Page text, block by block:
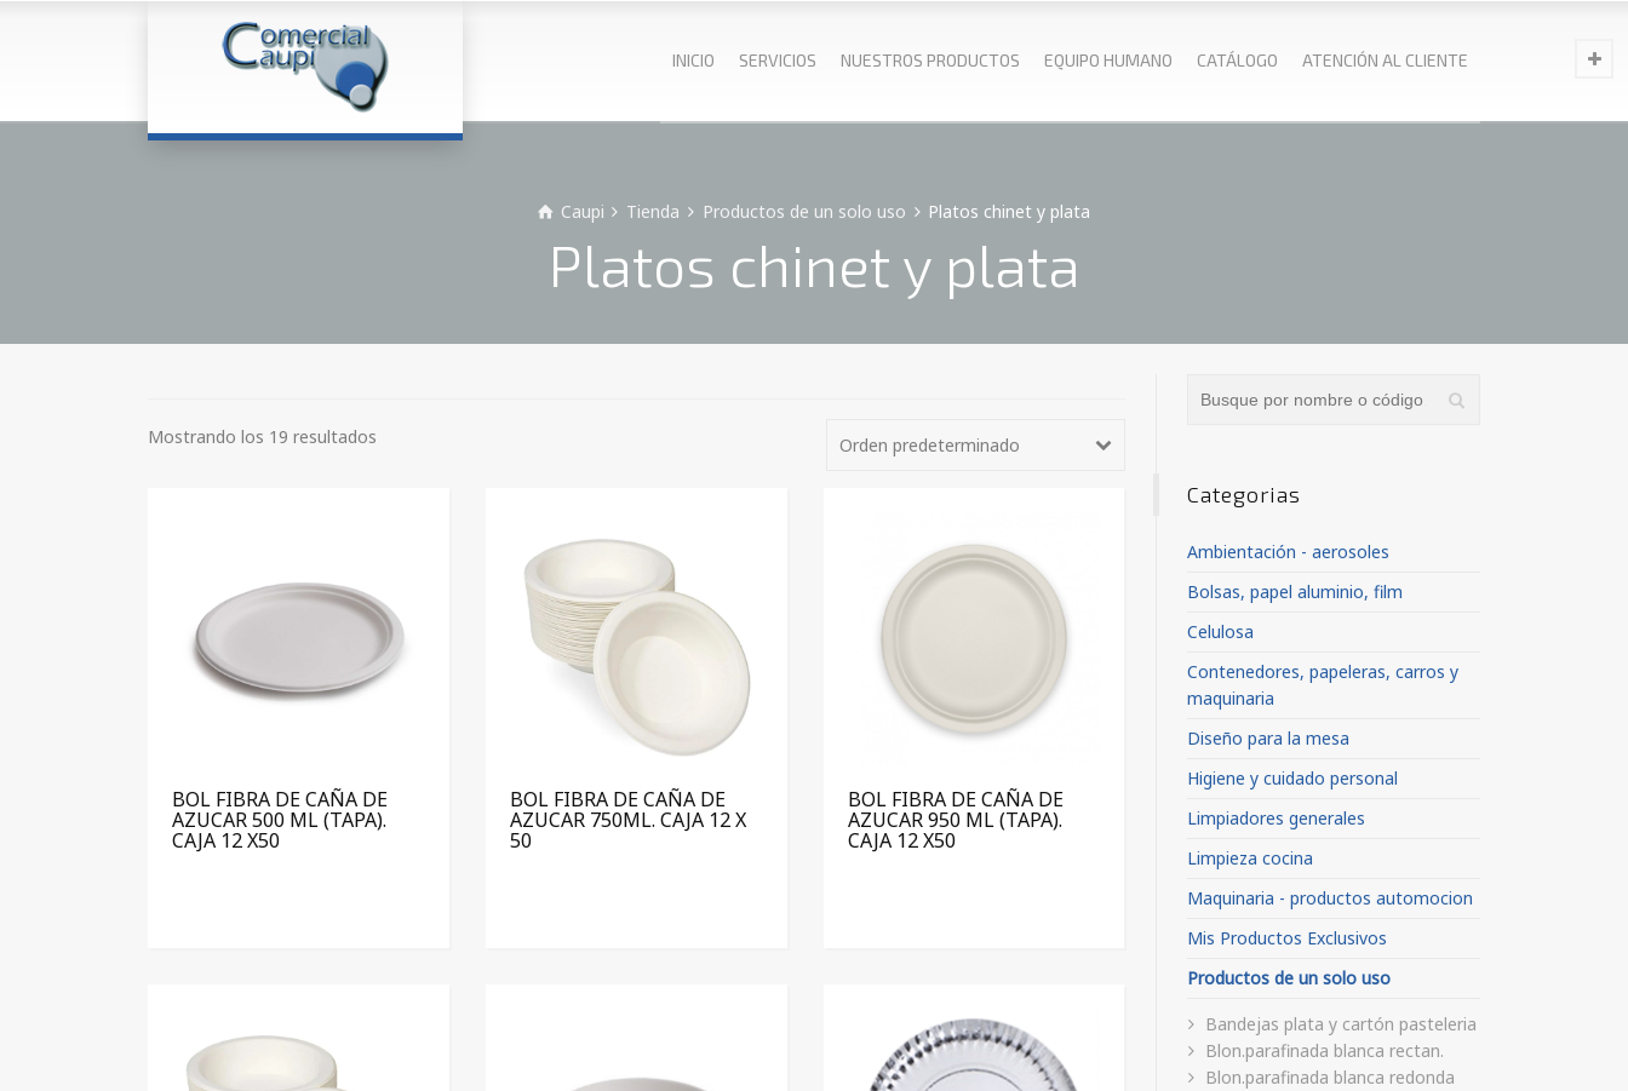
INICIO SERVICIOS NUESTROS PRODUCTOS EQUIPO HUMANO CATÁLOGO ATENCIÓN AL CLIENTE
Caupi Tienda Productos de un solo uso Platos chinet y plata
Platos chinet y plata
Mostrando los 19 resultados Orden predeterminado
BOL FIBRA DE CAÑA DE
AZUCAR 500 ML (TAPA).
CAJA 12 X50
BOL FIBRA DE CAÑA DE
AZUCAR 750ML. CAJA 12 X
50
BOL FIBRA DE CAÑA DE
AZUCAR 950 ML (TAPA).
CAJA 12 X50
Categorias
Ambientación - aerosoles
Bolsas, papel aluminio, film
Celulosa
Contenedores, papeleras, carros y
maquinaria
Diseño para la mesa
Higiene y cuidado personal
Limpiadores generales
Limpieza cocina
Maquinaria - productos automocion
Mis Productos Exclusivos
Productos de un solo uso
Bandejas plata y cartón pasteleria
Blon.parafinada blanca rectan.
Blon.parafinada blanca redonda